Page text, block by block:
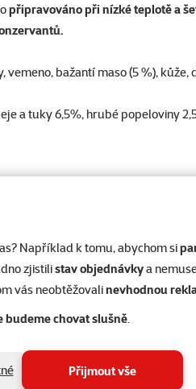
Například k tomu, abychom si
zjistilistav objednávkya
vás neobtěžovalinevhodnou
budeme chovat slušně.
Přijmout vše
připravováno při nízké teplotě a
vemeno, bažantí maso (5 %),
a tuky 6,5%, hrubé popeloviny